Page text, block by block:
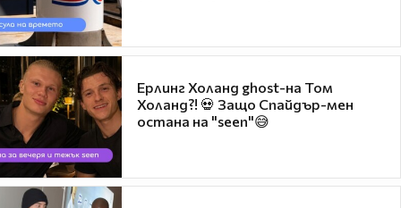
Ерлинг Холанд ghost-на Том
Холанд?! 💀 Защо Спайдър-мен
остана на "seen"😅